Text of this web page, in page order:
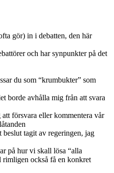
gör) in i debatten, den här
och har synpunkter på det
du som “krumbukter” som
borde avhålla mig från att svara
försvara eller kommentera vår
beslut tagit av regeringen, jag
på hur vi skall lösa “alla
rimligen också få en konkret